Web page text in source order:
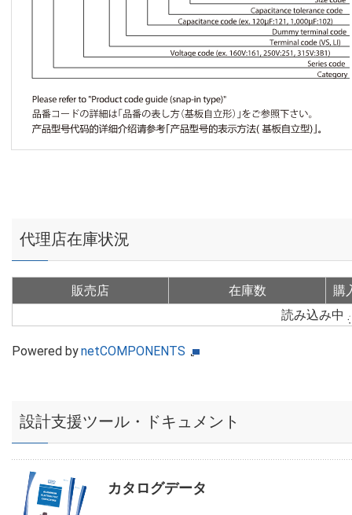
代理店在庫状況
販売店 在庫数
購
読み込み中
Powered bynetCOMPONENTS
設計支援ツール・ドキュメント
カタログデータ